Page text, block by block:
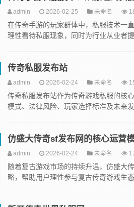
admin 2026-02-25 未命名
在传奇手游的玩家群体中，私服技术一
理性看待私服现象，同时为行业从业者
传奇私服发布站
admin 2026-02-24 未命名
传奇私服发布站作为传奇游戏私服的核
模式、法律风险、玩家选择标准及未来
仿盛大传奇sf发布网的核心运营
admin 2026-02-24 未命名
随着复古游戏市场的持续升温，仿盛大
略，帮助用户理性参与复古传奇游戏生